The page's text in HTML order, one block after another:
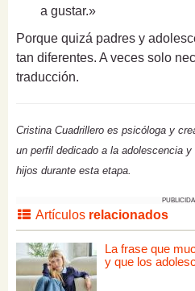
a gustar.»
Porque quizá padres y
tan diferentes. A veces solo
traducción.
Cristina Cuadrillero es psicóloga y
un perfil dedicado a la adolescencia
hijos durante esta etapa.
Artículos relacionados
La frase que
y que los